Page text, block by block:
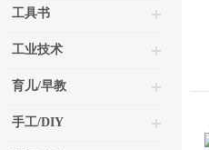
工具书
工业技术
育儿/早教
手工/DIY